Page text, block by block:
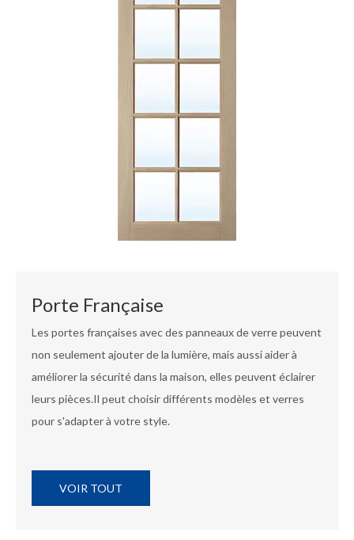
Porte Française
Les portes françaises avec des panneaux de verre peuvent
non seulement ajouter de la lumière, mais aussi aider à
améliorer la sécurité dans la maison, elles peuvent éclairer
leurs pièces.Il peut choisir différents modèles et verres
pour s'adapter à votre style.
VOIR TOUT